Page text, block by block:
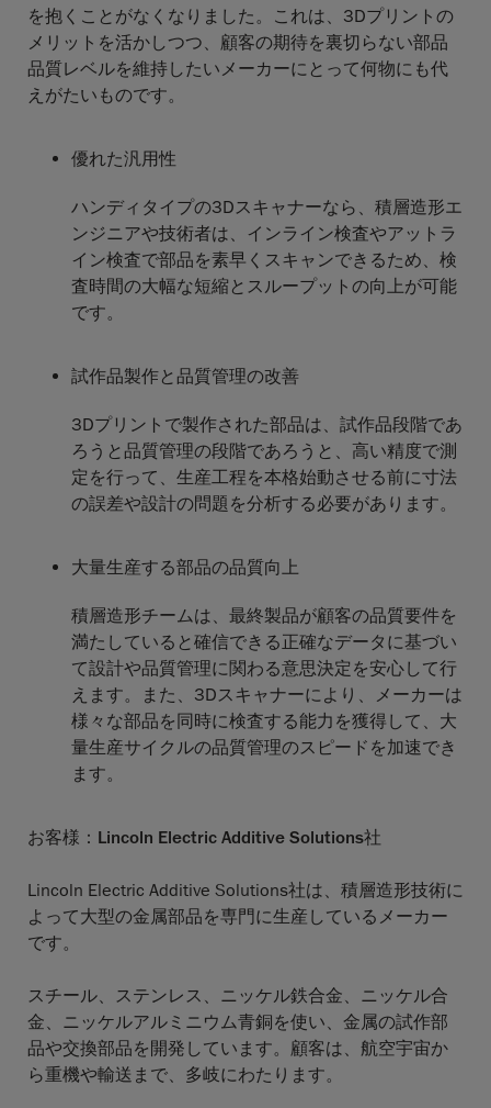
を抱くことがなくなりました。これは、3Dプリントの
メリットを活かしつつ、顧客の期待を裏切らない部品
品質レベルを維持したいメーカーにとって何物にも代
えがたいものです。
優れた汎用性
ハンディタイプの3Dスキャナーなら、積層造形エ
ンジニアや技術者は、インライン検査やアットラ
イン検査で部品を素早くスキャンできるため、検
査時間の大幅な短縮とスループットの向上が可能
です。
試作品製作と品質管理の改善
3Dプリントで製作された部品は、試作品段階であ
ろうと品質管理の段階であろうと、高い精度で測
定を行って、生産工程を本格始動させる前に寸法
の誤差や設計の問題を分析する必要があります。
大量生産する部品の品質向上
積層造形チームは、最終製品が顧客の品質要件を
満たしていると確信できる正確なデータに基づい
て設計や品質管理に関わる意思決定を安心して行
えます。また、3Dスキャナーにより、メーカーは
様々な部品を同時に検査する能力を獲得して、大
量生産サイクルの品質管理のスピードを加速でき
ます。
お客様：Lincoln Electric Additive Solutions社
Lincoln Electric Additive Solutions社は、積層造形技術に
よって大型の金属部品を専門に生産しているメーカー
です。
スチール、ステンレス、ニッケル鉄合金、ニッケル合
金、ニッケルアルミニウム青銅を使い、金属の試作部
品や交換部品を開発しています。顧客は、航空宇宙か
ら重機や輸送まで、多岐にわたります。